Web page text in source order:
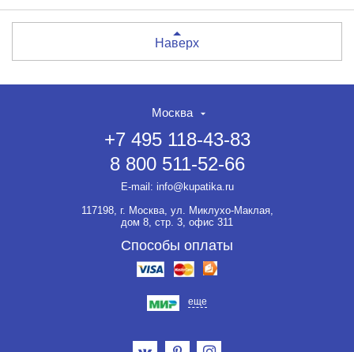
Наверх
Москва
+7 495 118-43-83
8 800 511-52-66
E-mail: info@kupatika.ru
117198, г. Москва, ул. Миклухо-Маклая,
дом 8, стр. 3, офис 311
Способы оплаты
еще